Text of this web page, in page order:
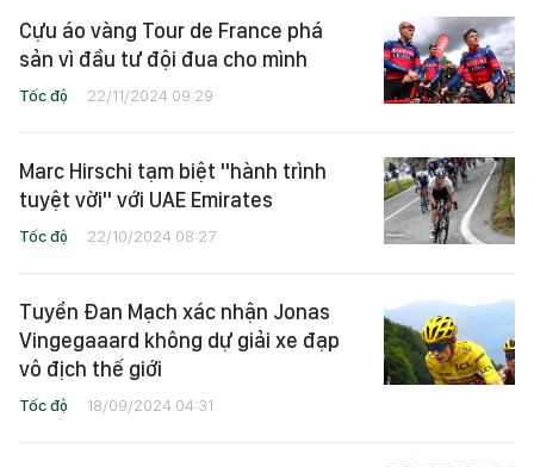
Cựu áo vàng Tour de France phá
sản vì đầu tư đội đua cho mình
Tốc độ 22/11/2024 09:29
Marc Hirschi tạm biệt "hành trình
tuyệt vời" với UAE Emirates
Tốc độ 22/10/2024 08:27
Tuyển Đan Mạch xác nhận Jonas
Vingegaaard không dự giải xe đạp
vô địch thế giới
Tốc độ 18/09/2024 04:31